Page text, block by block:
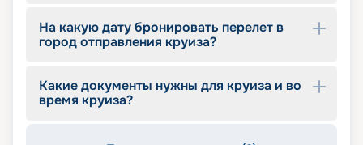
На какую дату бронировать перелет в
город отправления круиза?
Какие документы нужны для круиза и во
время круиза?